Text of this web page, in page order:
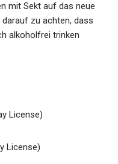
mit Sekt auf das neue
darauf zu achten, dass
alkoholfrei trinken
License)
License)